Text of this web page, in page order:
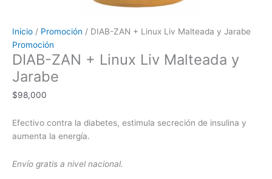
Inicio / Promoción / DIAB-ZAN + Linux Liv Malteada y Jarabe
Promoción
DIAB-ZAN + Linux Liv Malteada y
Jarabe
$98,000
Efectivo contra la diabetes, estimula secreción de insulina y
aumenta la energía.
Envío gratis a nivel nacional.